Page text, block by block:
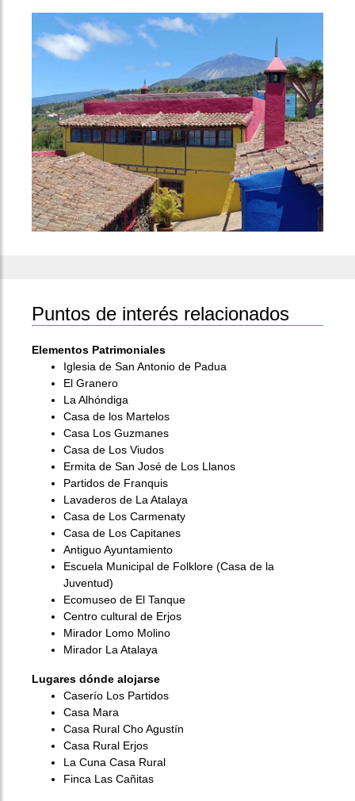
Puntos de interés relacionados
Elementos Patrimoniales
Iglesia de San Antonio de Padua
El Granero
La Alhóndiga
Casa de los Martelos
Casa Los Guzmanes
Casa de Los Viudos
Ermita de San José de Los Llanos
Partidos de Franquis
Lavaderos de La Atalaya
Casa de Los Carmenaty
Casa de Los Capitanes
Antiguo Ayuntamiento
Escuela Municipal de Folklore (Casa de la
Juventud)
Ecomuseo de El Tanque
Centro cultural de Erjos
Mirador Lomo Molino
Mirador La Atalaya
Lugares dónde alojarse
Caserío Los Partidos
Casa Mara
Casa Rural Cho Agustín
Casa Rural Erjos
La Cuna Casa Rural
Finca Las Cañitas